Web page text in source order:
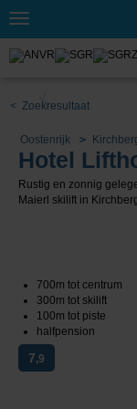
Toggle
< Zoekresultaat
Oostenrijk
Hotel
Rustig en zonnig
Maierl skilift in
700m tot centrum
300m tot skilift
100m tot piste
halfpension
7,9